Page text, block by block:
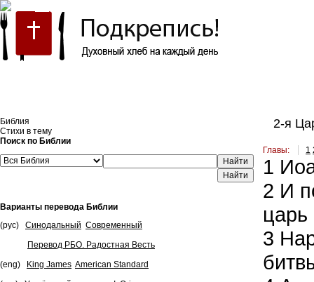
Библия
Стихи в тему
Поиск по Библии
Найти
Варианты перевода Библии
(рус)
Синодальный Современный
Перевод РБО. Радостная Весть
(eng)
King James American Standard
2-я
Главы: 1
1
2 И
царь
3